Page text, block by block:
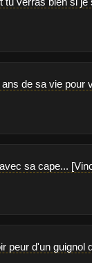
de sa vie pour
sa cape...
peur d'un guignol